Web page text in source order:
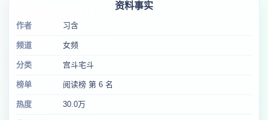
资料事实
作者 习含
频道 女频
分类 宫斗宅斗
榜单 阅读榜 第 6 名
热度 30.0万